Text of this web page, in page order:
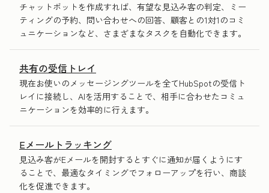
チャットボットを作成すれば、有望な見込み客の判定、ミー
ティングの予約、問い合わせへの回答、顧客との1対1のコミ
ュニケーションなど、さまざまなタスクを自動化できます。
共有の受信トレイ
現在お使いのメッセージングツールを全てHubSpotの受信ト
レイに接続し、AIを活用することで、相手に合わせたコミュ
ニケーションを効率的に行えます。
Eメールトラッキング
見込み客がEメールを開封するとすぐに通知が届くようにす
ることで、最適なタイミングでフォローアップを行い、商談
化を促進できます。